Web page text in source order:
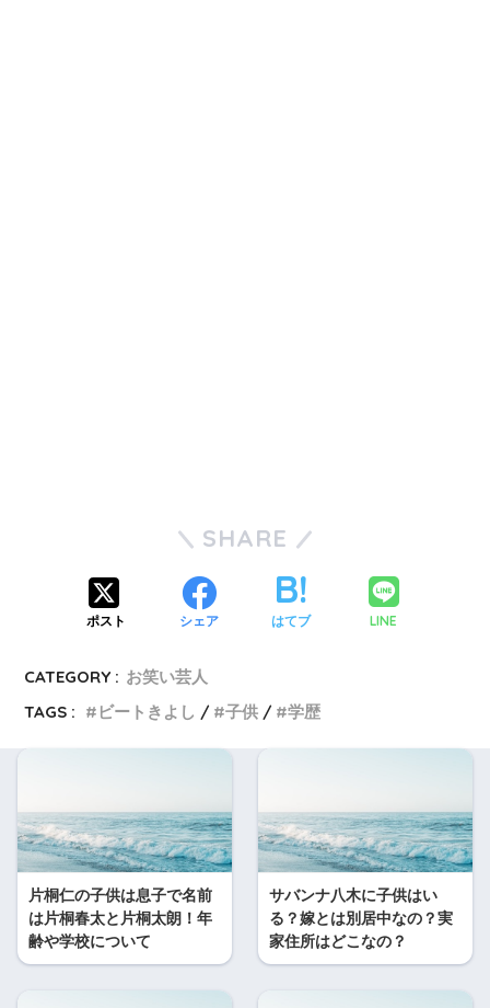
SHARE
ポスト シェア はてブ LINE
CATEGORY : お笑い芸人
TAGS :
ビートきよし 子供 学歴
片桐仁の子供は息子で名前
は片桐春太と片桐太朗！年
齢や学校について
サバンナ八木に子供はい
る？嫁とは別居中なの？実
家住所はどこなの？